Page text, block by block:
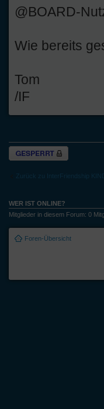
@BOARD-
Wie bereits
Tom
/IF
Thema gesperrt
Zurück zu InterFriendship
WER IST ONLINE?
Mitglieder in diesem Forum: 0
Foren-Übersicht